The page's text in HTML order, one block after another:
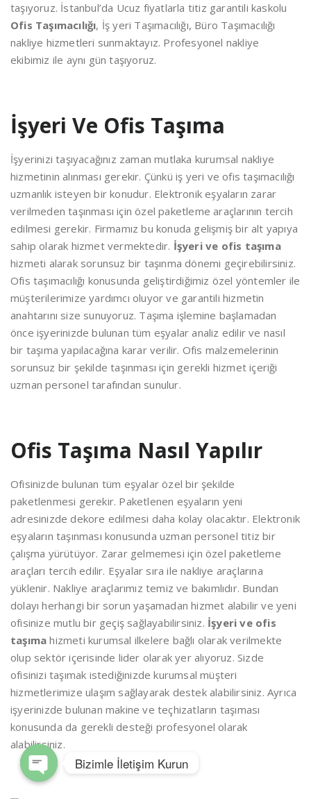
taşıyoruz. İstanbul’da Ucuz fiyatlarla titiz garantili kaskolu
Ofis Taşımacılığı, İş yeri Taşımacılığı, Büro Taşımacılığı
nakliye hizmetleri sunmaktayız. Profesyonel nakliye
ekibimiz ile aynı gün taşıyoruz.
İşyeri Ve Ofis Taşıma
İşyerinizi taşıyacağınız zaman mutlaka kurumsal nakliye
hizmetinin alınması gerekir. Çünkü iş yeri ve ofis taşımacılığı
uzmanlık isteyen bir konudur. Elektronik eşyaların zarar
verilmeden taşınması için özel paketleme araçlarının tercih
edilmesi gerekir. Firmamız bu konuda gelişmiş bir alt yapıya
sahip olarak hizmet vermektedir. İşyeri ve ofis taşıma
hizmeti alarak sorunsuz bir taşınma dönemi geçirebilirsiniz.
Ofis taşımacılığı konusunda geliştirdiğimiz özel yöntemler ile
müşterilerimize yardımcı oluyor ve garantili hizmetin
anahtarını size sunuyoruz. Taşıma işlemine başlamadan
önce işyerinizde bulunan tüm eşyalar analiz edilir ve nasıl
bir taşıma yapılacağına karar verilir. Ofis malzemelerinin
sorunsuz bir şekilde taşınması için gerekli hizmet içeriği
uzman personel tarafından sunulur.
Ofis Taşıma Nasıl Yapılır
Ofisinizde bulunan tüm eşyalar özel bir şekilde
paketlenmesi gerekir. Paketlenen eşyaların yeni
adresinizde dekore edilmesi daha kolay olacaktır. Elektronik
eşyaların taşınması konusunda uzman personel titiz bir
çalışma yürütüyor. Zarar gelmemesi için özel paketleme
araçları tercih edilir. Eşyalar sıra ile nakliye araçlarına
yüklenir. Nakliye araçlarımız temiz ve bakımlıdır. Bundan
dolayı herhangi bir sorun yaşamadan hizmet alabilir ve yeni
ofisinize mutlu bir geçiş sağlayabilirsiniz. İşyeri ve ofis
taşımahizmeti kurumsal ilkelere bağlı olarak verilmekte
olup sektör içerisinde lider olarak yer alıyoruz. Sizde
ofisinizi taşımak istediğinizde kurumsal müşteri
hizmetlerimize ulaşım sağlayarak destek alabilirsiniz. Ayrıca
işyerinizde bulunan makine ve teçhizatların taşıması
konusunda da gerekli desteği profesyonel olarak
alabilirsiniz.
Bizimle İletişim Kurun
Open